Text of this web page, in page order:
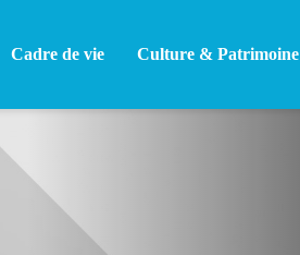
Cadre de vie Culture & Patrimoine